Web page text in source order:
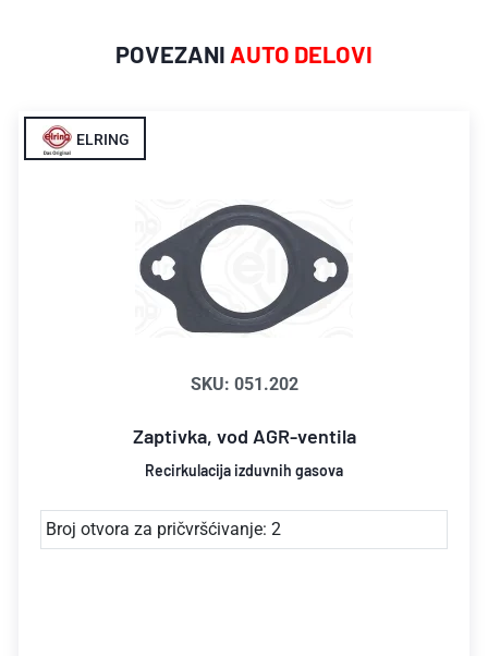
POVEZANI AUTO DELOVI
ELRING
SKU: 051.202
Zaptivka, vod AGR-ventila
Recirkulacija izduvnih gasova
Broj otvora za pričvršćivanje: 2